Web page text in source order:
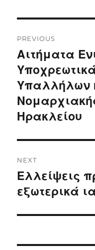
navigation
PREVIOUS
Previous
post:
Αιτήματα
Υπαλλήλων
Ηρακλείου
NEXT
Next
post:
Ελλείψεις
εξωτερικά